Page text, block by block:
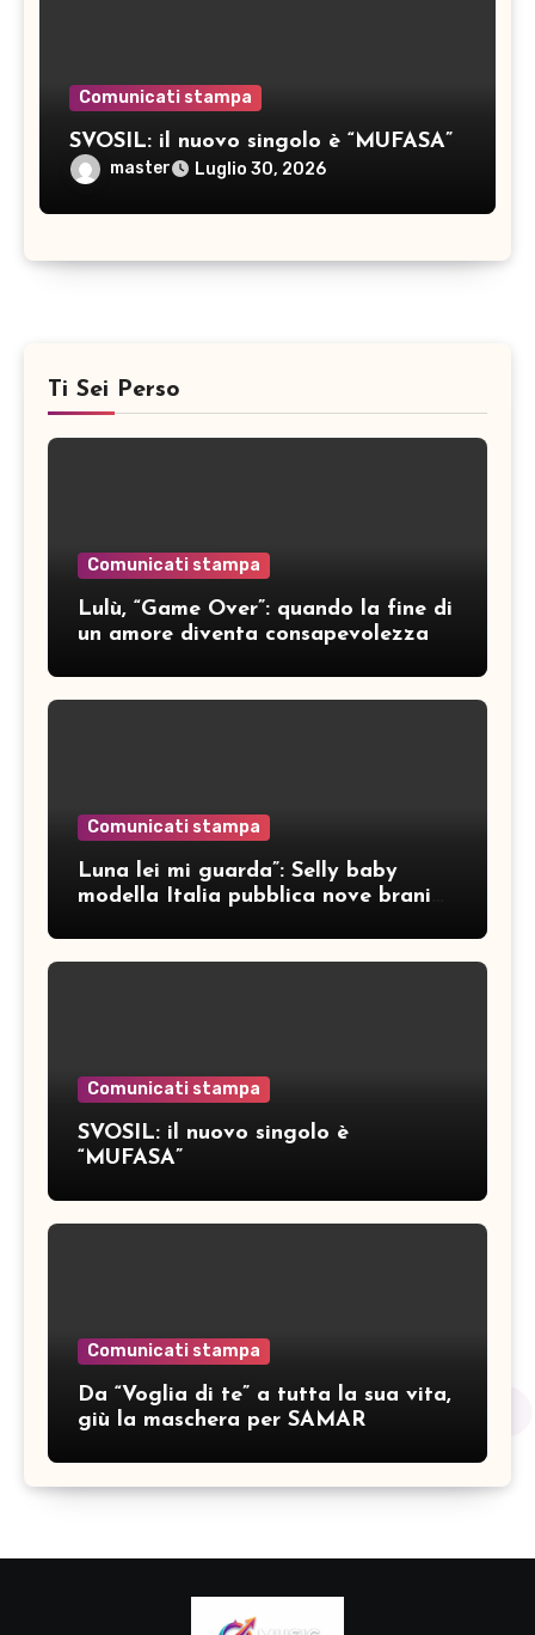
Comunicati stampa
SVOSIL: il nuovo singolo è “MUFASA”
master Luglio 30, 2026
Ti Sei Perso
Comunicati stampa
Lulù, “Game Over”: quando la fine di
un amore diventa consapevolezza
Comunicati stampa
Luna lei mi guarda”: Selly baby
modella Italia pubblica nove brani
Comunicati stampa
SVOSIL: il nuovo singolo è
“MUFASA”
Comunicati stampa
Da “Voglia di te” a tutta la sua vita,
giù la maschera per SAMAR